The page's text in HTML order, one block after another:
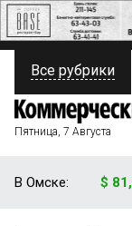
ПОЛИТИКА
ФИНАНСЫ
Все рубрики
Пятница, 7 Августа
В Омске: $